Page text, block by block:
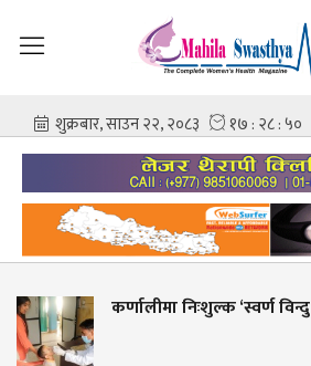
‘स्वर्ण विन्दु प्राशन’ सेवा विस्तार